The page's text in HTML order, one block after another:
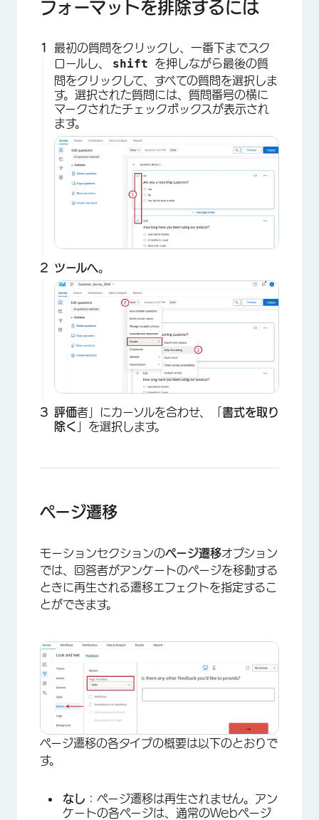
×
フォーマットを排除するには
最初の質問をクリックし、一番下までスク
ロールし、
shift
を押しながら最後の質
問をクリックして、すべての質問を選択しま
す。選択された質問には、質問番号の横に
マークされたチェックボックスが表示され
ます。
ツールへ。
評価者」にカーソルを合わせ、「 書式を取り
除く
」を選択します。
ページ遷移
モーションセクションのページ遷移オプション
では、回答者がアンケートのページを移動する
ときに再生される遷移エフェクトを指定するこ
とができます。
ページ遷移の各タイプの概要は以下のとおりで
す。
なし ：ページ遷移は再生されません。アン
ケートの各ページは、通常のWebページ